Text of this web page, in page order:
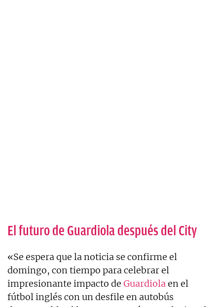
El futuro de Guardiola después del City
«Se espera que la noticia se confirme el
domingo, con tiempo para celebrar el
impresionante impacto de Guardiolaen el
fútbol inglés con un desfile en autobús